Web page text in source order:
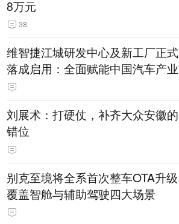
8万元
38
维智捷江城研发中心及新工厂正式
落成启用：全面赋能中国汽车产业
刘展术：打硬仗，补齐大众安徽的
错位
别克至境将全系首次整车OTA升级
覆盖智舱与辅助驾驶四大场景